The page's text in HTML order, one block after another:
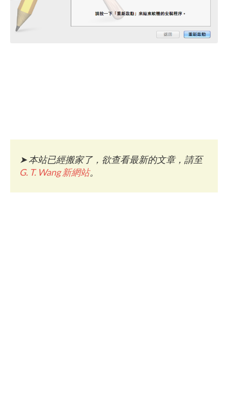
➤本站已經搬家了，欲查看最新的文章，請至
G. T. Wang 新網站。